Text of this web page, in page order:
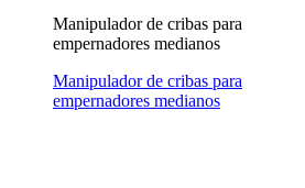
Manipulador de cribas para
empernadores medianos
Manipulador de cribas para
empernadores medianos